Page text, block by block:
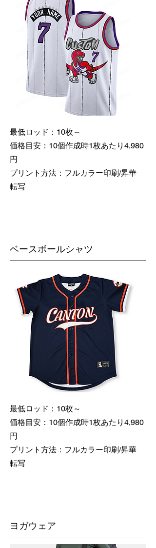
最低ロッド：10枚～
価格目安：10個作成時1枚あたり4,980
円
​プリント方法：フルカラー印刷/昇華
転写
​ベースボールシャツ
最低ロッド：10枚～
価格目安：10個作成時1枚あたり4,980
円
​プリント方法：フルカラー印刷/昇華
転写
​ヨガウェア